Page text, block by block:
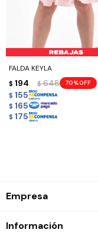
FALDA KEYLA
$ 194 $ 648 70
$ 155
$ 165
$ 175
Empresa
Información